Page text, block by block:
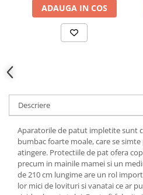
ADAUGA IN COS
Descriere
Aparatorile de patut impletite sunt
bumbac foarte moale, care se
atingere. Protectiile de pat ofera
precum in mainile mamei si un
de 210 cm lungime are un rol
lor mici de lovituri si vanatai ce ar